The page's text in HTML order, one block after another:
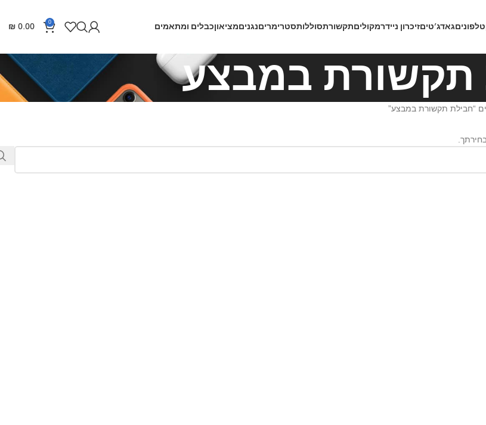
טלפוניםגאדג’טיםזיכרון ניידרמקוליםתקשורתסוללותסטרימריםנגניםמציאוןכבלים ומתאמים 0
₪ 0.00
תקשורת במבצע
“חבילת תקשורת במבצע”